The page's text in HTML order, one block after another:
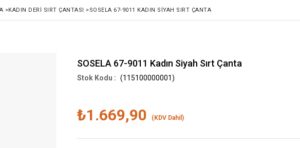
>KADIN DERI SIRT ÇANTASI >SOSELA 67-9011 KADIN SIYAH SIRT ÇANTA
SOSELA 67-9011 Kadın Siyah Sırt Çanta
(115100000001)
₺1.669,90 (KDV Dahil)